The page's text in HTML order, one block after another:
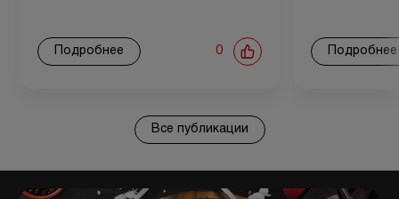
Подробнее 0 Подробнее
Все публикации